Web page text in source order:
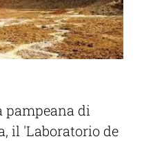
pampeana di
il 'Laboratorio de